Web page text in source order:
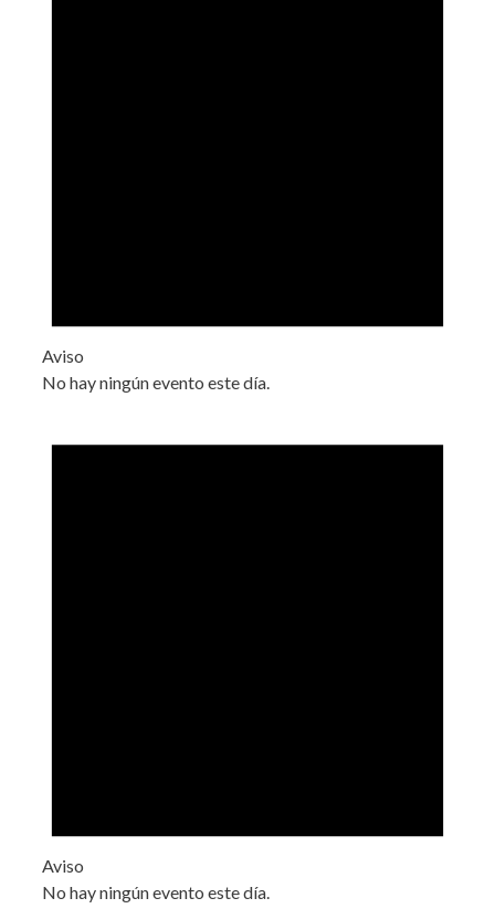
Aviso
No hay ningún evento este día.
Aviso
No hay ningún evento este día.